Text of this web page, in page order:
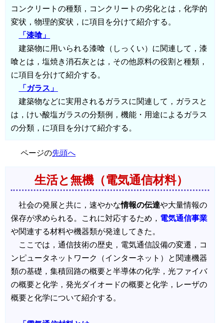
コンクリートの種類，コンクリートの劣化とは，化学的
変状，物理的変状，に項目を分けて紹介する。
「漆喰」
建築物に用いられる漆喰（しっくい）に関連して，漆
喰とは，塩焼き消石灰とは，その他原料の役割と種類，
に項目を分けて紹介する。
「ガラス」
建築物などに実用されるガラスに関連して，ガラスと
は，けい酸塩ガラスの分類例，機能・用途によるガラス
の分類，に項目を分けて紹介する。
ページの先頭へ
生活と無機（電気通信材料）
社会の発展と共に，速やかな情報の伝達や大量情報の
保存が求められる。これに対応するため， 電気通信事業
や関連する材料や機器類が発達してきた。
ここでは，通信技術の歴史，電気通信設備の変遷，コ
ンピュータネットワーク（インターネット）と関連機器
類の基礎，集積回路の概要と半導体の化学，光ファイバ
の概要と化学，発光ダイオードの概要と化学，レーザの
概要と化学について紹介する。